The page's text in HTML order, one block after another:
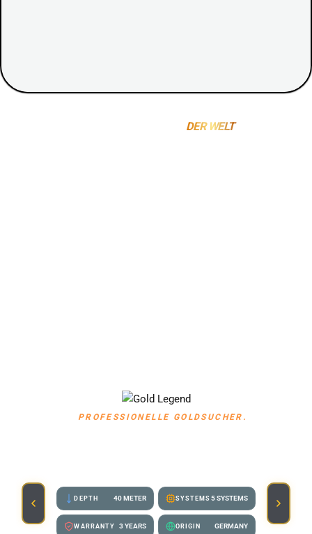
DER WELT
PROFESSIONELLE GOLDSUCHER.
DEPTH 40 METER SYSTEMS 5 SYSTEMS
WARRANTY 3 YEARS ORIGIN GERMANY